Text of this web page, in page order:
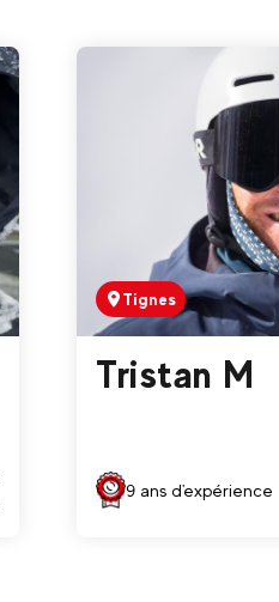
Tignes
Tristan M
9 ans d'expérience